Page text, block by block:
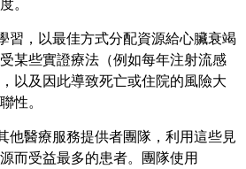
。
習，以最佳方式分配資源給心臟衰竭
某些實證療法（例如每年注射流感
以及因此導致死亡或住院的風險大
性。
他醫療服務提供者團隊，利用這些見
而受益最多的患者。團隊使用